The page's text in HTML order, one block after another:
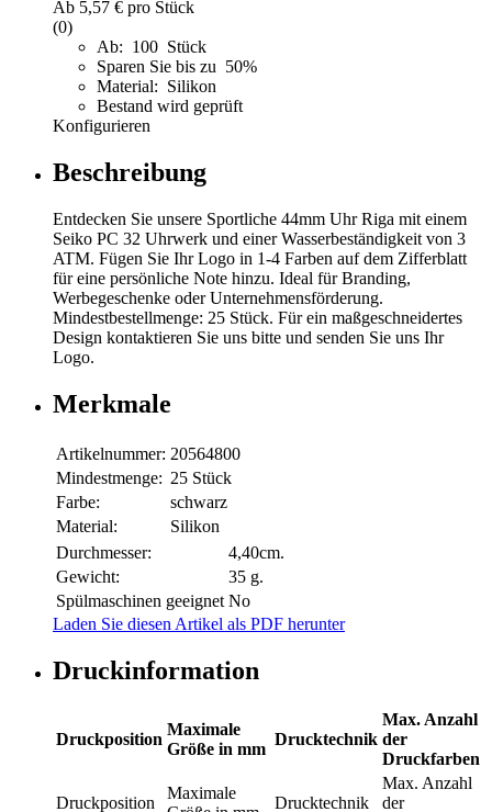
Ab 5,57 € pro Stück
(0)
Ab: 100 Stück
Sparen Sie bis zu 50%
Material: Silikon
Bestand wird geprüft
Konfigurieren
Beschreibung
Entdecken Sie unsere Sportliche 44mm Uhr Riga mit einem
Seiko PC 32 Uhrwerk und einer Wasserbeständigkeit von 3
ATM. Fügen Sie Ihr Logo in 1-4 Farben auf dem Zifferblatt
für eine persönliche Note hinzu. Ideal für Branding,
Werbegeschenke oder Unternehmensförderung.
Mindestbestellmenge: 25 Stück. Für ein maßgeschneidertes
Design kontaktieren Sie uns bitte und senden Sie uns Ihr
Logo.
Merkmale
Artikelnummer: 20564800
Mindestmenge: 25 Stück
Farbe:
schwarz
Material:
Silikon
Durchmesser:
4,40cm.
Gewicht:
35 g.
Spülmaschinen geeignet No
Laden Sie diesen Artikel als PDF herunter
Druckinformation
Druckposition
Maximale
Größe in mm
Drucktechnik
Max. Anzahl
der
Druckfarben
Druckposition
Maximale
Drucktechnik
Max. Anzahl
der